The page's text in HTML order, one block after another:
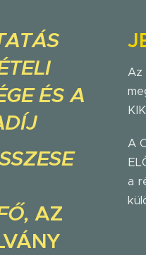
ÉS A
AZ
Az
A
a